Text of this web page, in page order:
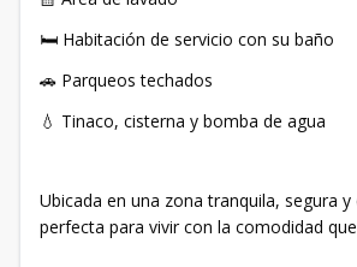
🛏️ Habitación de servicio con su baño
🚗 Parqueos techados
💧 Tinaco, cisterna y bomba de agua
Ubicada en una zona tranquila, segura
perfecta para vivir con la comodidad